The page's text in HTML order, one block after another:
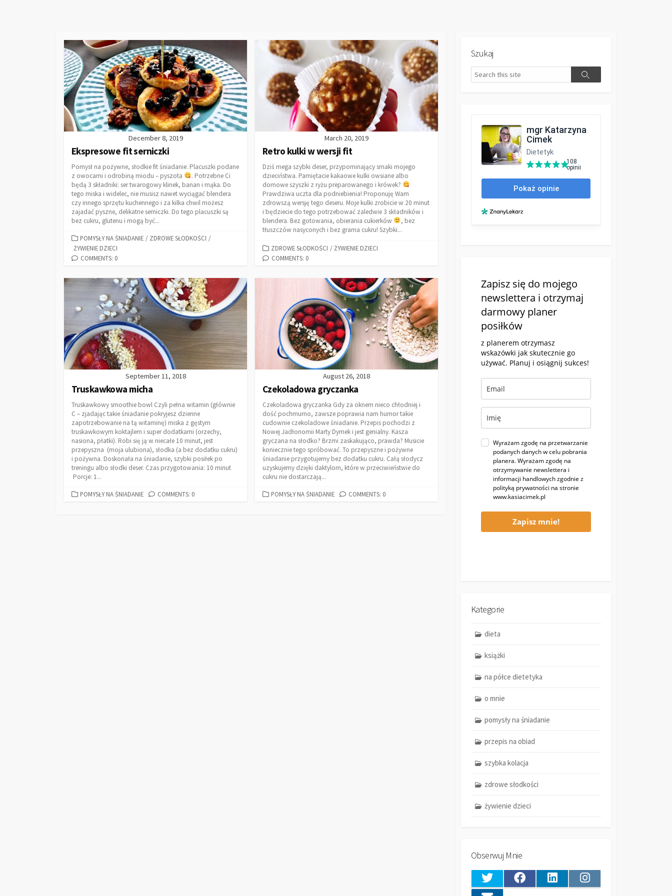
December 8, 2019
Ekspresowe fit serniczki
Pomysł na pożywne, słodkie fit śniadanie. Placuszki podane
z owocami i odrobiną miodu – pyszota
. Potrzebne Ci
będą 3 składniki: ser twarogowy klinek, banan i mąka. Do
tego miska i widelec, nie musisz nawet wyciągać blendera
czy innego sprzętu kuchennego i za kilka chwil możesz
zajadać pyszne, delikatne serniczki. Do tego placuszki są
bez cukru, glutenu i mogą być...
POMYSŁY NA ŚNIADANIE / ZDROWE SŁODKOŚCI /
ŻYWIENIE DZIECI
COMMENTS: 0
March 20, 2019
Retro kulki w wersji fit
Dziś mega szybki deser, przypominający smaki mojego
dzieciństwa. Pamiętacie kakaowe kulki owsiane albo
domowe szyszki z ryżu preparowanego i krówek?
Prawdziwa uczta dla podniebienia! Proponuję Wam
zdrowszą wersję tego deseru. Moje kulki zrobicie w 20 minut
i będziecie do tego potrzebować zaledwie 3 składników i
blendera. Bez gotowania, obierania cukierków
, bez
tłuszczów nasyconych i bez grama cukru! Szybki...
ZDROWE SŁODKOŚCI / ŻYWIENIE DZIECI
COMMENTS: 0
September 11, 2018
Truskawkowa micha
Truskawkowy smoothie bowl Czyli pełna witamin (głównie
C – zjadając takie śniadanie pokryjesz dzienne
zapotrzebowanie na tą witaminę) miska z gęstym
truskawkowym koktajlem i super dodatkami (orzechy,
nasiona, płatki). Robi się ją w niecałe 10 minut, jest
przepyszna (moja ulubiona), słodka (a bez dodatku cukru)
i pożywna. Doskonała na śniadanie, szybki posiłek po
treningu albo słodki deser. Czas przygotowania: 10 minut
Porcje: 1...
POMYSŁY NA ŚNIADANIE COMMENTS: 0
August 26, 2018
Czekoladowa gryczanka
Czekoladowa gryczanka Gdy za oknem nieco chłodniej i
dość pochmurno, zawsze poprawia nam humor takie
cudownie czekoladowe śniadanie. Przepis pochodzi z
Nowej Jadłonomii Marty Dymek i jest genialny. Kasza
gryczana na słodko? Brzmi zaskakująco, prawda? Musicie
koniecznie tego spróbować. To przepyszne i pożywne
śniadanie przygotujemy bez dodatku cukru. Całą słodycz
uzyskujemy dzięki daktylom, które w przeciwieństwie do
cukru nie dostarczają...
POMYSŁY NA ŚNIADANIE COMMENTS: 0
Szukaj
Zapisz się do mojego
newslettera i otrzymaj
darmowy planer
posiłków
z planerem otrzymasz
wskazówki jak skutecznie go
używać. Planuj i osiągnij sukces!
Wyrażam zgodę na przetwarzanie
podanych danych w celu pobrania
planera. Wyrażam zgodę na
otrzymywanie newslettera i
informacji handlowych zgodnie z
polityką prywatności na stronie
www.kasiacimek.pl
Zapisz mnie!
Kategorie
dieta
książki
na półce dietetyka
o mnie
pomysły na śniadanie
przepis na obiad
szybka kolacja
zdrowe słodkości
żywienie dzieci
Obserwuj Mnie